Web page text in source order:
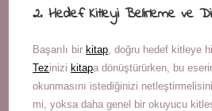
2. Hedef Kitleyi Belirleme ve
Başarılı birkitap , doğru hedef kitleye
Tezinizikitapa dönüştürürken, bu
okunmasını istediğinizi
mi, yoksa daha genel bir okuyucu